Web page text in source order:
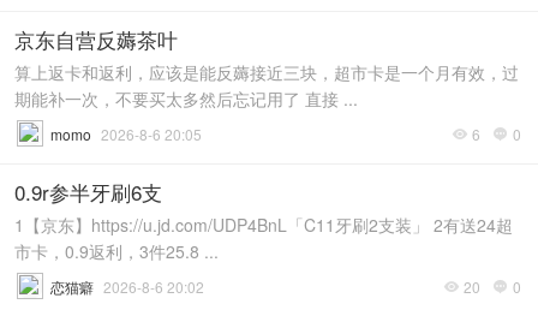
京东自营反薅茶叶
算上返卡和返利，应该是能反薅接近三块，超市卡是一个月有效，过
期能补一次，不要买太多然后忘记用了 直接 ...
 6  0
momo 2026-8-6 20:05
0.9r参半牙刷6支
1【京东】https://u.jd.com/UDP4BnL「C11牙刷2支装」 2有送24超
市卡，0.9返利，3件25.8 ...
 20  0
恋猫癖 2026-8-6 20:02